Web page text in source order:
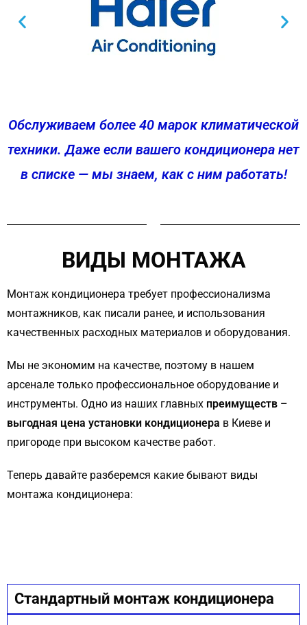
Обслуживаем более 40 марок климатической
техники. Даже если вашего кондиционера нет
в списке — мы знаем, как с ним работать!
ВИДЫ МОНТАЖА
Монтаж кондиционера требует профессионализма
монтажников, как писали ранее, и использования
качественных расходных материалов и оборудования.
Мы не экономим на качестве, поэтому в нашем
арсенале только профессиональное оборудование и
инструменты. Одно из наших главных преимуществ –
выгодная цена установки кондиционера в Киеве и
пригороде при высоком качестве работ.
Теперь давайте разберемся какие бывают виды
монтажа кондиционера:
Стандартный монтаж кондиционера